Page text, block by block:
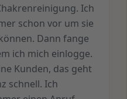
Ich
schon vor um sie
Dann fange
ich mich einlogge.
Kunden, das geht
schnell. Ich